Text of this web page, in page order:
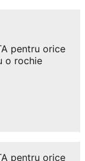
pentru orice
o rochie
pentru orice